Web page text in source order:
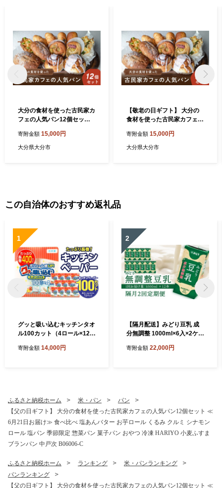
大分の食材を使った古民家カ
フェの人気パン12個セット
家 カフェ 大分 しっとり ふん
わり バター 塩 あんこ シナモ
寄附金額 15,000円
大分県大分市
【敬老の日ギフト】 大分の
食材を使った古民家カフェの
1日お届け≫ 詰合せ セット
古民家 カフェ しっとり ふん
寄附金額 15,000円
大分県大分市
この自治体のおすすめ返礼品
1
グッと吸い込むキッチンタオ
ル100カット（4ロール×12パ
用品 消耗品 大容量 吸収力 破
寄附金額 14,000円
2
【隔月配送】みどり豆乳 成
分無調整 1000ml×6入×2ケー
定期便 飲料 豆乳 成分無調整
寄附金額 22,000円
ふるさと納税ホーム 米・パン
パン
【父の日ギフト】 大分の食材を使った古民家カフェの人気パン12個セット ≪
6月21日お届け≫ 食べ比べ 塩あんバター お芋ロール くるみ クルミ シナモン
ロール 塩パン 季節限定 惣菜パン 菓子パン おやつ 冷凍 HARIYO 小麦ふすま
ブランパン 中戸次 B06006-C
ふるさと納税ホーム ランキング
米・パンランキング
パンランキング
【父の日ギフト】 大分の食材を使った古民家カフェの人気パン12個セット ≪